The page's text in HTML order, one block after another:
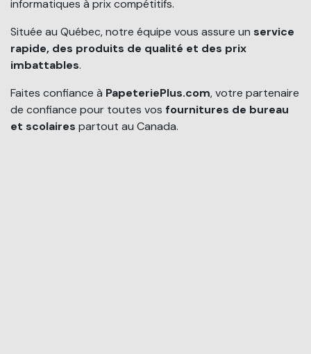
informatiques à prix compétitifs.
Située au Québec, notre équipe vous assure un service
rapide, des produits de qualité et des prix
imbattables.
Faites confiance à PapeteriePlus.com, votre partenaire
de confiance pour toutes vos fournitures de bureau
et scolaires partout au Canada.